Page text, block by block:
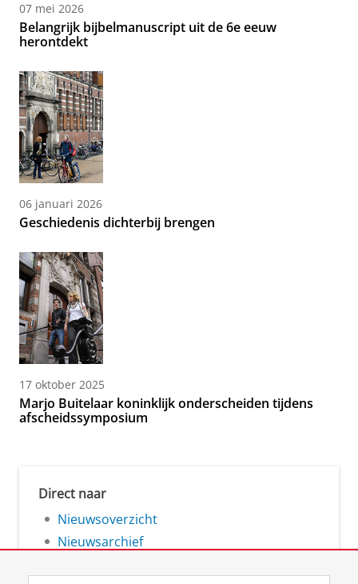
07 mei 2026
Belangrijk bijbelmanuscript uit de 6e eeuw
herontdekt
06 januari 2026
Geschiedenis dichterbij brengen
17 oktober 2025
Marjo Buitelaar koninklijk onderscheiden tijdens
afscheidssymposium
Direct naar
Nieuwsoverzicht
Nieuwsarchief